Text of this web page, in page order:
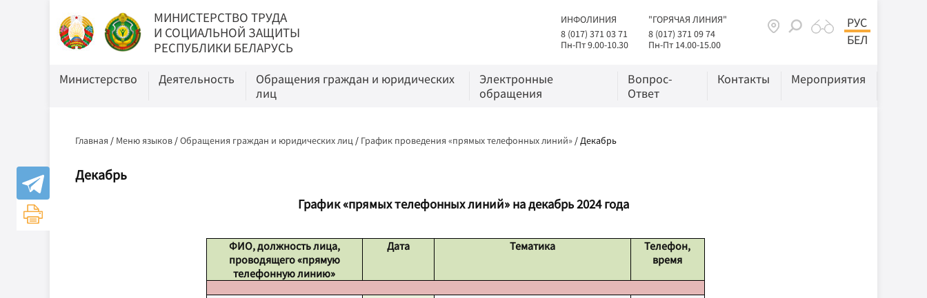
МИНИСТЕРСТВО ТРУДА
И СОЦИАЛЬНОЙ ЗАЩИТЫ
РЕСПУБЛИКИ БЕЛАРУСЬ
ИНФОЛИНИЯ
8 (017) 371 03 71
Пн-Пт 9.00-10.30
"ГОРЯЧАЯ ЛИНИЯ"
8 (017) 371 09 74
Пн-Пт 14.00-15.00
РУС
БЕЛ
Министерство Деятельность
Обращения граждан и юридических
лиц
Электронные
обращения
Вопрос-
Ответ
Контакты Мероприятия
Главная / Меню языков /Обращения граждан и юридических лиц / График проведения «прямых телефонных линий» /Декабрь
Декабрь
График «прямых телефонных линий» на декабрь 2024 года
ФИО, должность лица,
проводящего «прямую
телефонную линию»
Дата Тематика
Телефон,
время